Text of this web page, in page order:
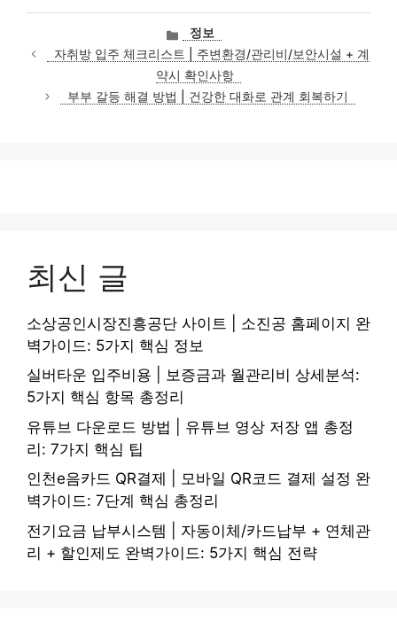
카
테
고
리
정보
자취방 입주 체크리스트 | 주변환경/관리비/보안시설 + 계
약시 확인사항
부부 갈등 해결 방법 | 건강한 대화로 관계 회복하기
최신 글
소상공인시장진흥공단 사이트 | 소진공 홈페이지 완
벽가이드: 5가지 핵심 정보
실버타운 입주비용 | 보증금과 월관리비 상세분석:
5가지 핵심 항목 총정리
유튜브 다운로드 방법 | 유튜브 영상 저장 앱 총정
리: 7가지 핵심 팁
인천e음카드 QR결제 | 모바일 QR코드 결제 설정 완
벽가이드: 7단계 핵심 총정리
전기요금 납부시스템 | 자동이체/카드납부 + 연체관
리 + 할인제도 완벽가이드: 5가지 핵심 전략